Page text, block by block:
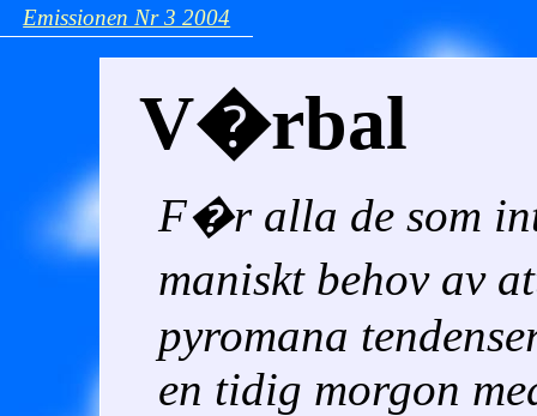
Emissionen Nr 3 2004
V�rbal
F�r alla de som
maniskt behov av
pyromana
en tidig morgon